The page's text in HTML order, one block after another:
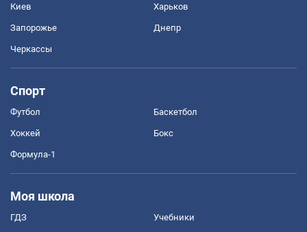
Киев Харьков
Запорожье Днепр
Черкассы
Спорт
Футбол Баскетбол
Хоккей Бокс
Формула-1
Моя школа
ГДЗ Учебники